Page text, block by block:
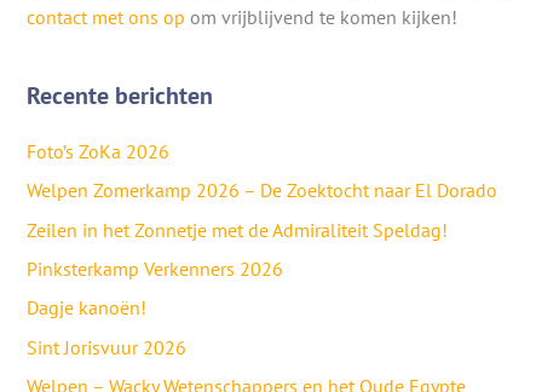
contact met ons op om vrijblijvend te komen kijken!
Recente berichten
Foto’s ZoKa 2026
Welpen Zomerkamp 2026 – De Zoektocht naar El Dorado
Zeilen in het Zonnetje met de Admiraliteit Speldag!
Pinksterkamp Verkenners 2026
Dagje kanoën!
Sint Jorisvuur 2026
Welpen – Wacky Wetenschappers en het Oude Egypte